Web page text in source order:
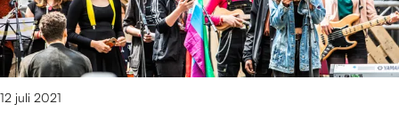
a
r
c
M
l
i
c
h
t
H
e
t
V
a
12 juli 2021